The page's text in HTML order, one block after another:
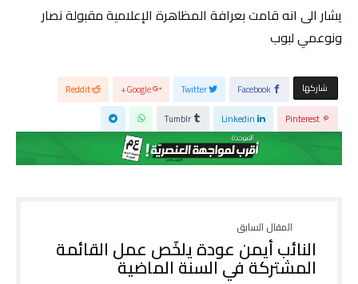
يشار الى انه قامت بعرافة المظاهرة الإعلامية مقبولة نصار
ونوعمي لبوب
‫‫ شاركها‬ Facebook
Twitter
Google+
Reddit
Pinterest
Linkedin
Tumblr
النائب أيمن عودة يلخّص عمل القائمة
المشتركة في السنة الماضية